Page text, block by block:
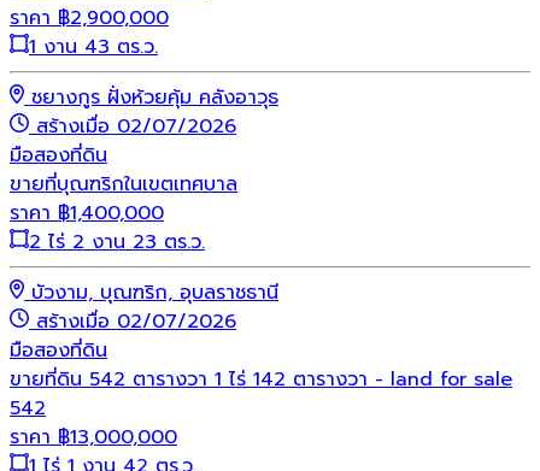
ราคา ฿2,900,000
1 งาน 43 ตร.ว.
ชยางกูร ฝั่งห้วยคุ้ม คลังอาวุธ
สร้างเมื่อ 02/07/2026
มือสองที่ดิน
ขายที่บุณฑริกในเขตเทศบาล
ราคา ฿1,400,000
2 ไร่ 2 งาน 23 ตร.ว.
บัวงาม, บุณฑริก, อุบลราชธานี
สร้างเมื่อ 02/07/2026
มือสองที่ดิน
ขายที่ดิน 542 ตารางวา 1 ไร่ 142 ตารางวา - land for sale
542
ราคา ฿13,000,000